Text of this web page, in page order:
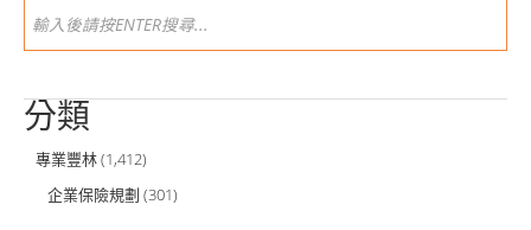
分類
專業豐林(1,412)
企業保險規劃 (301)